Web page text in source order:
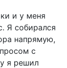
и у меня
Я собирался
напрямую,
с
я решил